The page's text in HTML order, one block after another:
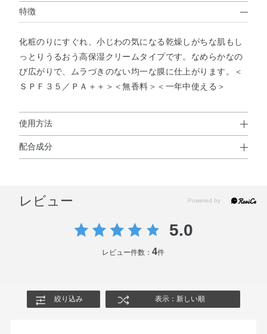
特徴
化粧のりにすぐれ、小じわの気になる乾燥しがちな肌もし
っとりうるおう高保湿クリームタイプです。なめらかなの
び広がりで、ムラづきのない均一な膜に仕上がります。＜
ＳＰＦ３５／ＰＡ＋＋＞＜無香料＞＜一年中使える＞
使用方法
使用方法
じませるようにのばします。小鼻や表情じわのできやすい
ところは、薄くのばしてください。
配合成分
メチコン・パルミチン酸オクチル・トリベヘニン・PEG－
／ビニルジメチコン）クロスポリマー・ラウリルPEG－9
ポリジメチルシロキシエチルジメチコン・アスコルビン
ン・水溶性コラーゲン・BHT・（アクリレーツ／ジメチコ
ン）コポリマー・イソステアリン酸ソルビタン・シリカ・
レビュー
5.0
レビュー件数：4件
絞り込み 表示：新しい順